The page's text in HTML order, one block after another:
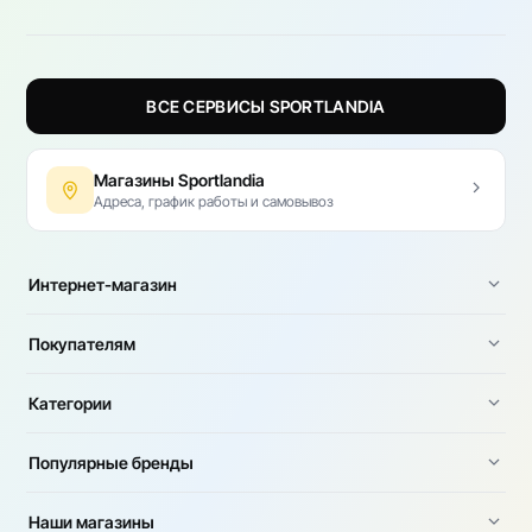
ВСЕ СЕРВИСЫ SPORTLANDIA
Магазины Sportlandia
Адреса, график работы и самовывоз
Интернет-магазин
Покупателям
Категории
Популярные бренды
Наши магазины